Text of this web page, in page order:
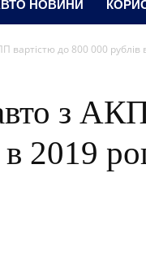
НОВИНИ
вартістю до 800 000 рублів
з
2019